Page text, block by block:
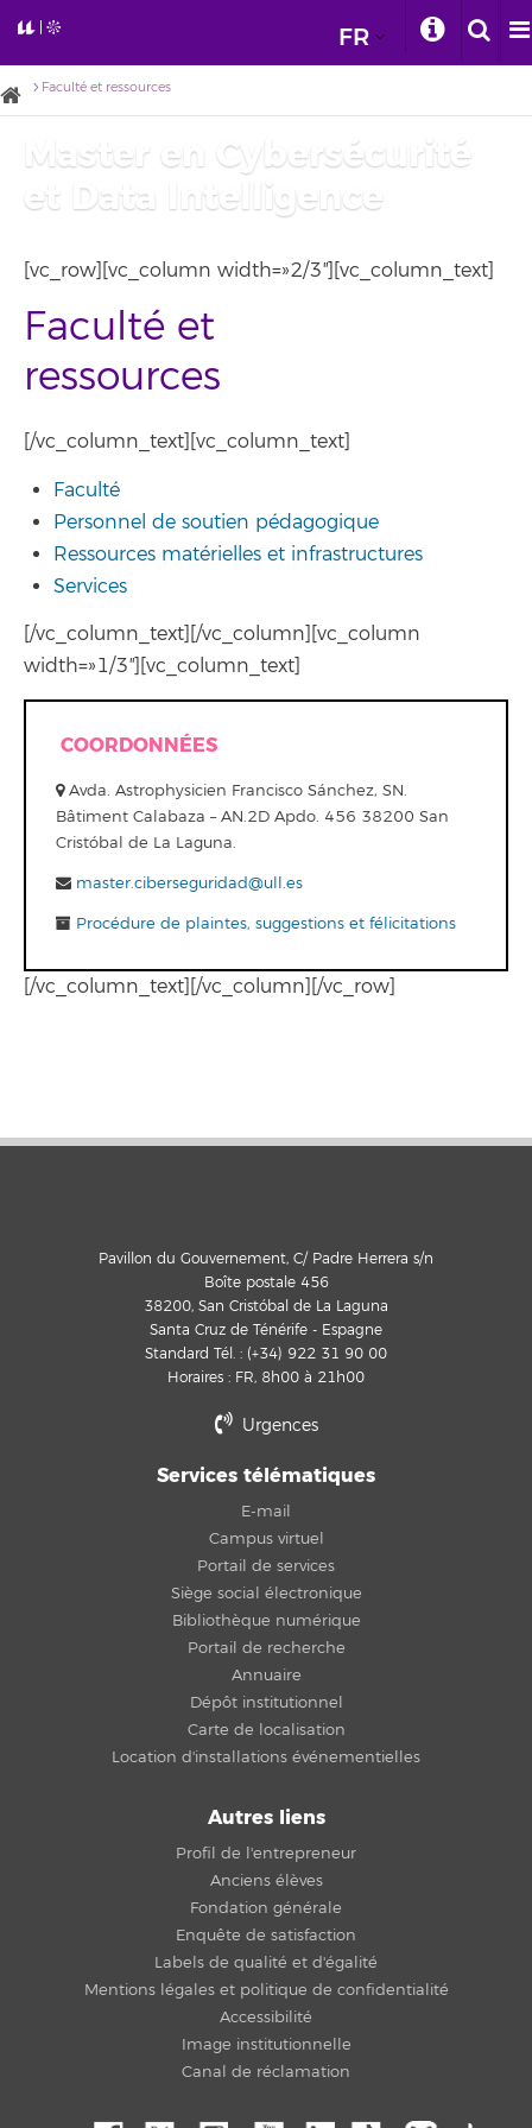
FR
Faculté et ressources
Master en Cybersécurité
et Data Intelligence
[vc_row][vc_column width=»2/3″][vc_column_text]
Faculté et
ressources
[/vc_column_text][vc_column_text]
Faculté
Personnel de soutien pédagogique
Ressources matérielles et infrastructures
Services
[/vc_column_text][/vc_column][vc_column
width=»1/3″][vc_column_text]
COORDONNÉES
Avda. Astrophysicien Francisco Sánchez, SN.
Bâtiment Calabaza – AN.2D Apdo. 456 38200 San
Cristóbal de La Laguna.
master.ciberseguridad@ull.es
Procédure de plaintes, suggestions et félicitations
[/vc_column_text][/vc_column][/vc_row]
Pavillon du Gouvernement, C/ Padre Herrera s/n
Boîte postale 456
38200, San Cristóbal de La Laguna
Santa Cruz de Ténérife - Espagne
Standard Tél. : (+34) 922 31 90 00
Horaires : FR, 8h00 à 21h00
Urgences
Services télématiques
E-mail
Campus virtuel
Portail de services
Siège social électronique
Bibliothèque numérique
Portail de recherche
Annuaire
Dépôt institutionnel
Carte de localisation
Location d'installations événementielles
Autres liens
Profil de l'entrepreneur
Anciens élèves
Fondation générale
Enquête de satisfaction
Labels de qualité et d'égalité
Mentions légales et politique de confidentialité
Accessibilité
Image institutionnelle
Canal de réclamation